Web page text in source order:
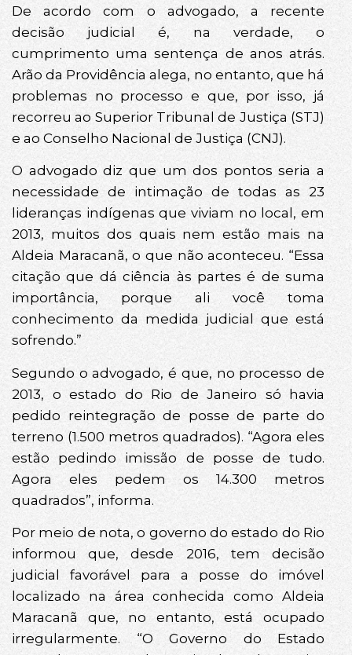
De acordo com o advogado, a recente
decisão judicial é, na verdade, o
cumprimento uma sentença de anos atrás.
Arão da Providência alega, no entanto, que há
problemas no processo e que, por isso, já
recorreu ao Superior Tribunal de Justiça (STJ)
e ao Conselho Nacional de Justiça (CNJ).
O advogado diz que um dos pontos seria a
necessidade de intimação de todas as 23
lideranças indígenas que viviam no local, em
2013, muitos dos quais nem estão mais na
Aldeia Maracanã, o que não aconteceu. “Essa
citação que dá ciência às partes é de suma
importância, porque ali você toma
conhecimento da medida judicial que está
sofrendo.”
Segundo o advogado, é que, no processo de
2013, o estado do Rio de Janeiro só havia
pedido reintegração de posse de parte do
terreno (1.500 metros quadrados). “Agora eles
estão pedindo imissão de posse de tudo.
Agora eles pedem os 14.300 metros
quadrados”, informa.
Por meio de nota, o governo do estado do Rio
informou que, desde 2016, tem decisão
judicial favorável para a posse do imóvel
localizado na área conhecida como Aldeia
Maracanã que, no entanto, está ocupado
irregularmente. “O Governo do Estado